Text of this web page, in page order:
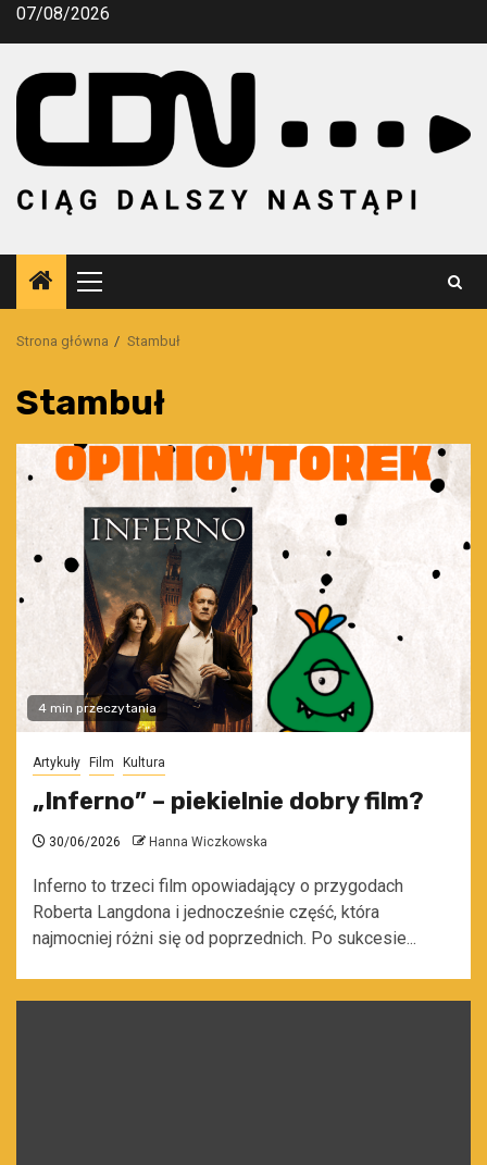
Przejdź
07/08/2026
Menu
główne
Strona główna Stambuł
Stambuł
4 min przeczytania
Artykuły Film Kultura
„Inferno” – piekielnie dobry film?
30/06/2026 Hanna Wiczkowska
Inferno to trzeci film opowiadający o przygodach
Roberta Langdona i jednocześnie część, która
najmocniej różni się od poprzednich. Po sukcesie...